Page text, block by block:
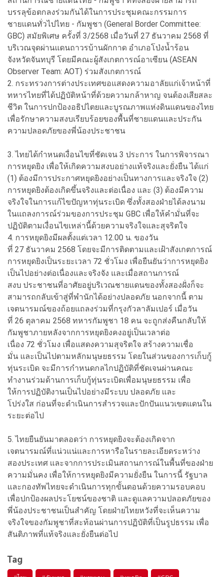
บรรลุข้อตกลงร่วมกันได้ในการประชุมคณะกรรมการ
ชายแดนทั่วไปไทย - กัมพูชา (General Border Committee:
GBC) สมัยพิเศษ ครั้งที่ 3/2568 เมื่อวันที่ 27 ธันวาคม 2568 ที่
บริเวณจุดผ่านแดนถาวรบ้านผักกาด อำเภอโป่งน้ำร้อน
จังหวัดจันทบุรี โดยมีคณะผู้สังเกตการณ์อาเซียน (ASEAN
Observer Team: AOT) ร่วมสังเกตการณ์
2. กระทรวงการต่างประเทศขอแสดงความอาลัยแก่เจ้าหน้าที่
ทหารไทยที่ได้ปฏิบัติหน้าที่ด้วยความกล้าหาญ จนต้องเสียสละ
ชีวิต ในการปกป้องอธิปไตยและบูรณภาพแห่งดินแดนของไทย
เพื่อรักษาความสงบเรียบร้อยของพื้นที่ชายแดนและประกัน
ความปลอดภัยของพี่น้องประชาชน
3. ไทยได้กำหนดเงื่อนไขที่ชัดเจน 3 ประการ ในการพิจารณา
การหยุดยิง เพื่อให้เกิดความสงบอย่างแท้จริงและยั่งยืน ได้แก่
(1) ต้องมีการประกาศหยุดยิงอย่างเป็นทางการและจริงใจ (2)
การหยุดยิงต้องเกิดขึ้นจริงและต่อเนื่อง และ (3) ต้องมีความ
จริงใจในการแก้ไขปัญหาทุ่นระเบิด ซึ่งทั้งสองฝ่ายได้ลงนาม
ในแถลงการณ์ร่วมของการประชุม GBC เพื่อให้คำมั่นที่จะ
ปฏิบัติตามเงื่อนไขเหล่านี้ด้วยความจริงใจและสุจริตใจ
4. การหยุดยิงมีผลตั้งแต่เวลา 12.00 น. ของวัน
ที่ 27 ธันวาคม 2568 โดยจะมีการติดตามและเฝ้าสังเกตการณ์
การหยุดยิงเป็นระยะเวลา 72 ชั่วโมง เพื่อยืนยันว่าการหยุดยิง
เป็นไปอย่างต่อเนื่องและจริงจัง และเมื่อสถานการณ์
สงบ ประชาชนที่อาศัยอยู่บริเวณชายแดนของทั้งสองฝั่งก็จะ
สามารถกลับเข้าสู่ที่พำนักได้อย่างปลอดภัย นอกจากนี้ ตาม
เจตนารมณ์ของถ้อยแถลงร่วมที่กรุงกัวลาลัมเปอร์ เมื่อวัน
ที่ 26 ตุลาคม 2568 ทหารกัมพูชา 18 คน จะถูกส่งคืนกลับให้
กัมพูชาภายหลังจากการหยุดยิงคงอยู่เป็นเวลาต่อ
เนื่อง 72 ชั่วโมง เพื่อแสดงความสุจริตใจ สร้างความเชื่อ
มั่น และเป็นไปตามหลักมนุษยธรรม โดยในส่วนของการเก็บกู้
ทุ่นระเบิด จะมีการกำหนดกลไกปฏิบัติที่ชัดเจนผ่านคณะ
ทำงานร่วมด้านการเก็บกู้ทุ่นระเบิดเพื่อมนุษยธรรม เพื่อ
ให้การปฏิบัติงานเป็นไปอย่างมีระบบ ปลอดภัย และ
โปร่งใส ก่อนที่จะดำเนินการสำรวจและปักปันแนวเขตแดนใน
ระยะต่อไป
5. ไทยยืนยันมาตลอดว่า การหยุดยิงจะต้องเกิดจาก
เจตนารมณ์ที่แน่วแน่และการหารือในรายละเอียดระหว่าง
สองประเทศ และจากการประเมินสถานการณ์ในพื้นที่ของฝ่าย
ความมั่นคง เพื่อให้การหยุดยิงมีความยั่งยืน ในการนี้ รัฐบาล
และกองทัพไทยจะดำเนินการทุกขั้นตอนด้วยความรอบคอบ
เพื่อปกป้องผลประโยชน์ของชาติ และดูแลความปลอดภัยของ
พี่น้องประชาชนเป็นสำคัญ โดยฝ่ายไทยหวังที่จะเห็นความ
จริงใจของกัมพูชาที่สะท้อนผ่านการปฏิบัติที่เป็นรูปธรรม เพื่อ
สันติภาพที่แท้จริงและยั่งยืนต่อไป
Tag